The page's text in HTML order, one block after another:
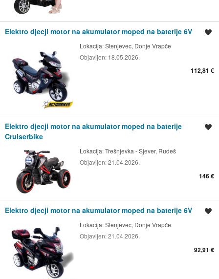
Elektro djecji motor na akumulator moped na baterije 6V
Lokacija:Stenjevec, Donje Vrapče
Objavljen: 18.05.2026.
112,81 €
Elektro djecji motor na akumulator moped na baterije
Cruiserbike
Lokacija:Trešnjevka - Sjever, Rudeš
Objavljen:21.04.2026.
146 €
Elektro djecji motor na akumulator moped na baterije 6V
Lokacija:Stenjevec, Donje Vrapče
Objavljen:21.04.2026.
92,91 €